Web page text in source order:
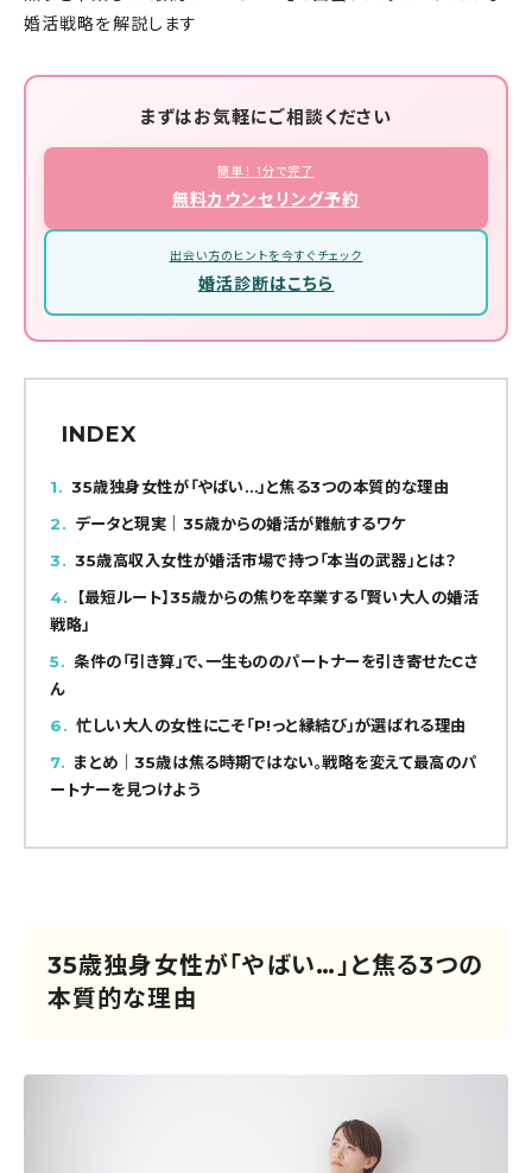
婚活戦略を解説します
まずはお気軽にご相談ください
簡単！ 1分で完了
無料カウンセリング予約
出会い方のヒントを今すぐチェック
婚活診断はこちら
INDEX
1
35歳独身女性が「やばい…」と焦る3つの本質的な理由
2
データと現実｜35歳からの婚活が難航するワケ
3
35歳高収入女性が婚活市場で持つ「本当の武器」とは？
4
【最短ルート】35歳からの焦りを卒業する「賢い大人の婚活
戦略」
5
条件の「引き算」で、一生もののパートナーを引き寄せたCさ
ん
6
忙しい大人の女性にこそ「P!っと縁結び」が選ばれる理由
7
まとめ｜35歳は焦る時期ではない。戦略を変えて最高のパ
ートナーを見つけよう
35歳独身女性が「やばい…」と焦る3つの
本質的な理由